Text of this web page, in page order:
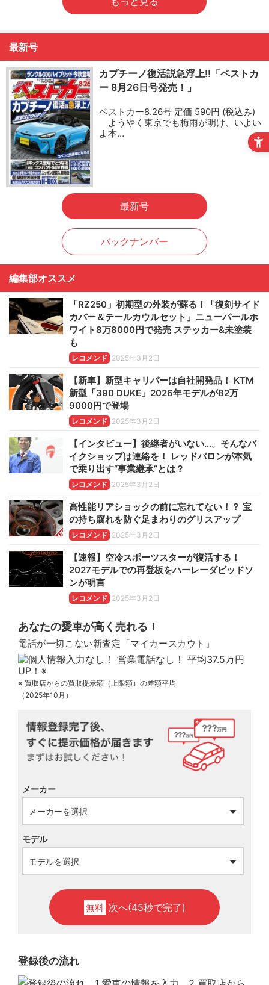
最新号
カプチーノ復活説急浮上!!「ベストカ
ー 8月26日号発売！」
ベストカー8.26号 定価 590円 (税込み)
ようやく東京でも梅雨が明け、いよい
よ本…
最新号
バックナンバー
編集部オススメ
「RZ250」初期型の外装が蘇る！「復刻サイド
カバー＆テールカウルセット」ニューパールホ
ワイト8万8000円で発売 ステッカー&未塗装
も
レコメンド 2025年3月2日
【新車】新型キャリパーは自社開発品！ KTM
新型「390 DUKE」2026年モデルが82万
9000円で登場
レコメンド 2025年3月2日
【インタビュー】後継者がいない…。そんなバ
イクショップは連絡を！ レッドバロンが本気
で乗り出す“事業継承”とは？
レコメンド 2025年3月2日
高性能リアショックの前に忘れてない！？ 宝
の持ち腐れを防ぐ足まわりのグリスアップ
レコメンド 2025年3月2日
【速報】空冷スポーツスターが復活する！
2027モデルでの再登板をハーレーダビッドソ
ンが明言
レコメンド 2025年3月2日
あなたの愛車が高く売れる！
電話が一切こない新査定「マイカースカウト」
※ 買取店からの買取提示額（上限額）の差額平均
（2025年10月）
メーカー
モデル
無料 次へ(45秒で完了)
登録後の流れ